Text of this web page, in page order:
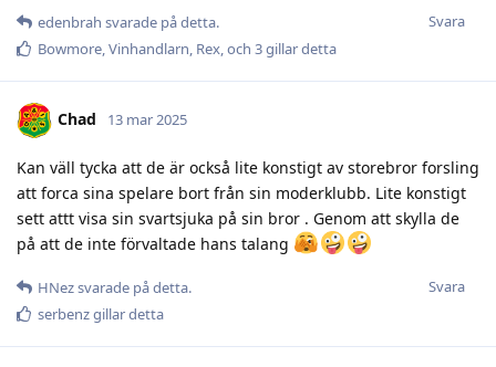
Svara
edenbrah svarade på detta.
Bowmore,Vinhandlarn, Rex, och 3gillar detta
Chad 13 mar 2025
Kan väll tycka att de är också lite konstigt av storebror forsling
att forca sina spelare bort från sin moderklubb. Lite konstigt
sett attt visa sin svartsjuka på sin bror . Genom att skylla de
på att de inte förvaltade hans talang
Svara
HNezsvarade på detta.
serbenzgillar detta